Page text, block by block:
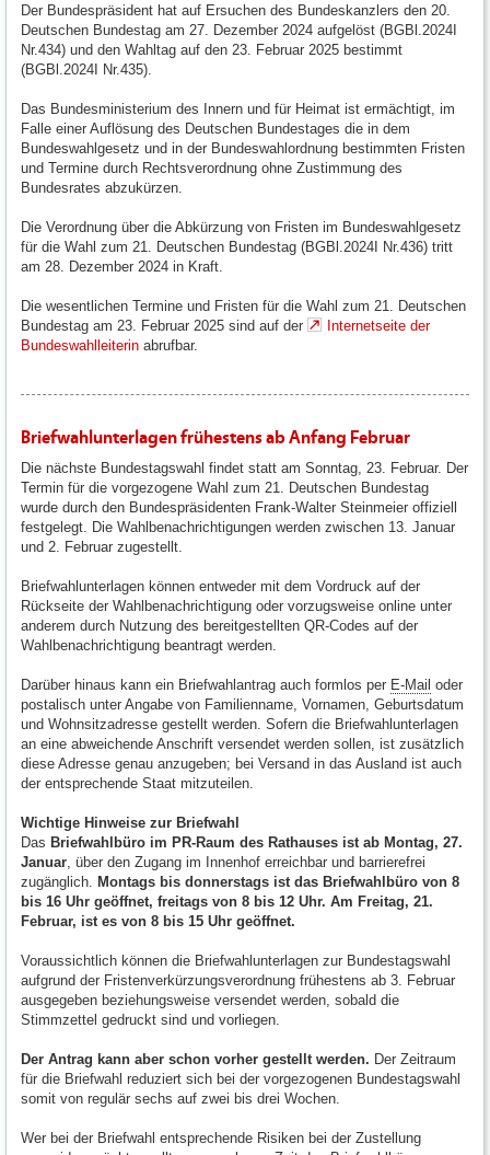
Der Bundespräsident hat auf Ersuchen des Bundeskanzlers den 20.
Deutschen Bundestag am 27. Dezember 2024 aufgelöst (BGBl.2024I
Nr.434) und den Wahltag auf den 23. Februar 2025 bestimmt
(BGBl.2024I Nr.435).
Das Bundesministerium des Innern und für Heimat ist ermächtigt, im
Falle einer Auflösung des Deutschen Bundestages die in dem
Bundeswahlgesetz und in der Bundeswahlordnung bestimmten Fristen
und Termine durch Rechtsverordnung ohne Zustimmung des
Bundesrates abzukürzen.
Die Verordnung über die Abkürzung von Fristen im Bundeswahlgesetz
für die Wahl zum 21. Deutschen Bundestag (BGBl.2024I Nr.436) tritt
am 28. Dezember 2024 in Kraft.
Die wesentlichen Termine und Fristen für die Wahl zum 21. Deutschen
Bundestag am 23. Februar 2025 sind auf der
Internetseite der
Bundeswahlleiterin abrufbar.
Briefwahlunterlagen frühestens ab Anfang Februar
Die nächste Bundestagswahl findet statt am Sonntag, 23. Februar. Der
Termin für die vorgezogene Wahl zum 21. Deutschen Bundestag
wurde durch den Bundespräsidenten Frank-Walter Steinmeier offiziell
festgelegt. Die Wahlbenachrichtigungen werden zwischen 13. Januar
und 2. Februar zugestellt.
Briefwahlunterlagen können entweder mit dem Vordruck auf der
Rückseite der Wahlbenachrichtigung oder vorzugsweise online unter
anderem durch Nutzung des bereitgestellten QR-Codes auf der
Wahlbenachrichtigung beantragt werden.
Darüber hinaus kann ein Briefwahlantrag auch formlos per E-Mail oder
postalisch unter Angabe von Familienname, Vornamen, Geburtsdatum
und Wohnsitzadresse gestellt werden. Sofern die Briefwahlunterlagen
an eine abweichende Anschrift versendet werden sollen, ist zusätzlich
diese Adresse genau anzugeben; bei Versand in das Ausland ist auch
der entsprechende Staat mitzuteilen.
Wichtige Hinweise zur Briefwahl
Das Briefwahlbüro im PR-Raum des Rathauses ist ab Montag, 27.
Januar , über den Zugang im Innenhof erreichbar und barrierefrei
zugänglich. Montags bis donnerstags ist das Briefwahlbüro von 8
bis 16 Uhr geöffnet, freitags von 8 bis 12 Uhr. Am Freitag, 21.
Februar, ist es von 8 bis 15 Uhr geöffnet.
Voraussichtlich können die Briefwahlunterlagen zur Bundestagswahl
aufgrund der Fristenverkürzungsverordnung frühestens ab 3. Februar
ausgegeben beziehungsweise versendet werden, sobald die
Stimmzettel gedruckt sind und vorliegen.
Der Antrag kann aber schon vorher gestellt werden. Der Zeitraum
für die Briefwahl reduziert sich bei der vorgezogenen Bundestagswahl
somit von regulär sechs auf zwei bis drei Wochen.
Wer bei der Briefwahl entsprechende Risiken bei der Zustellung